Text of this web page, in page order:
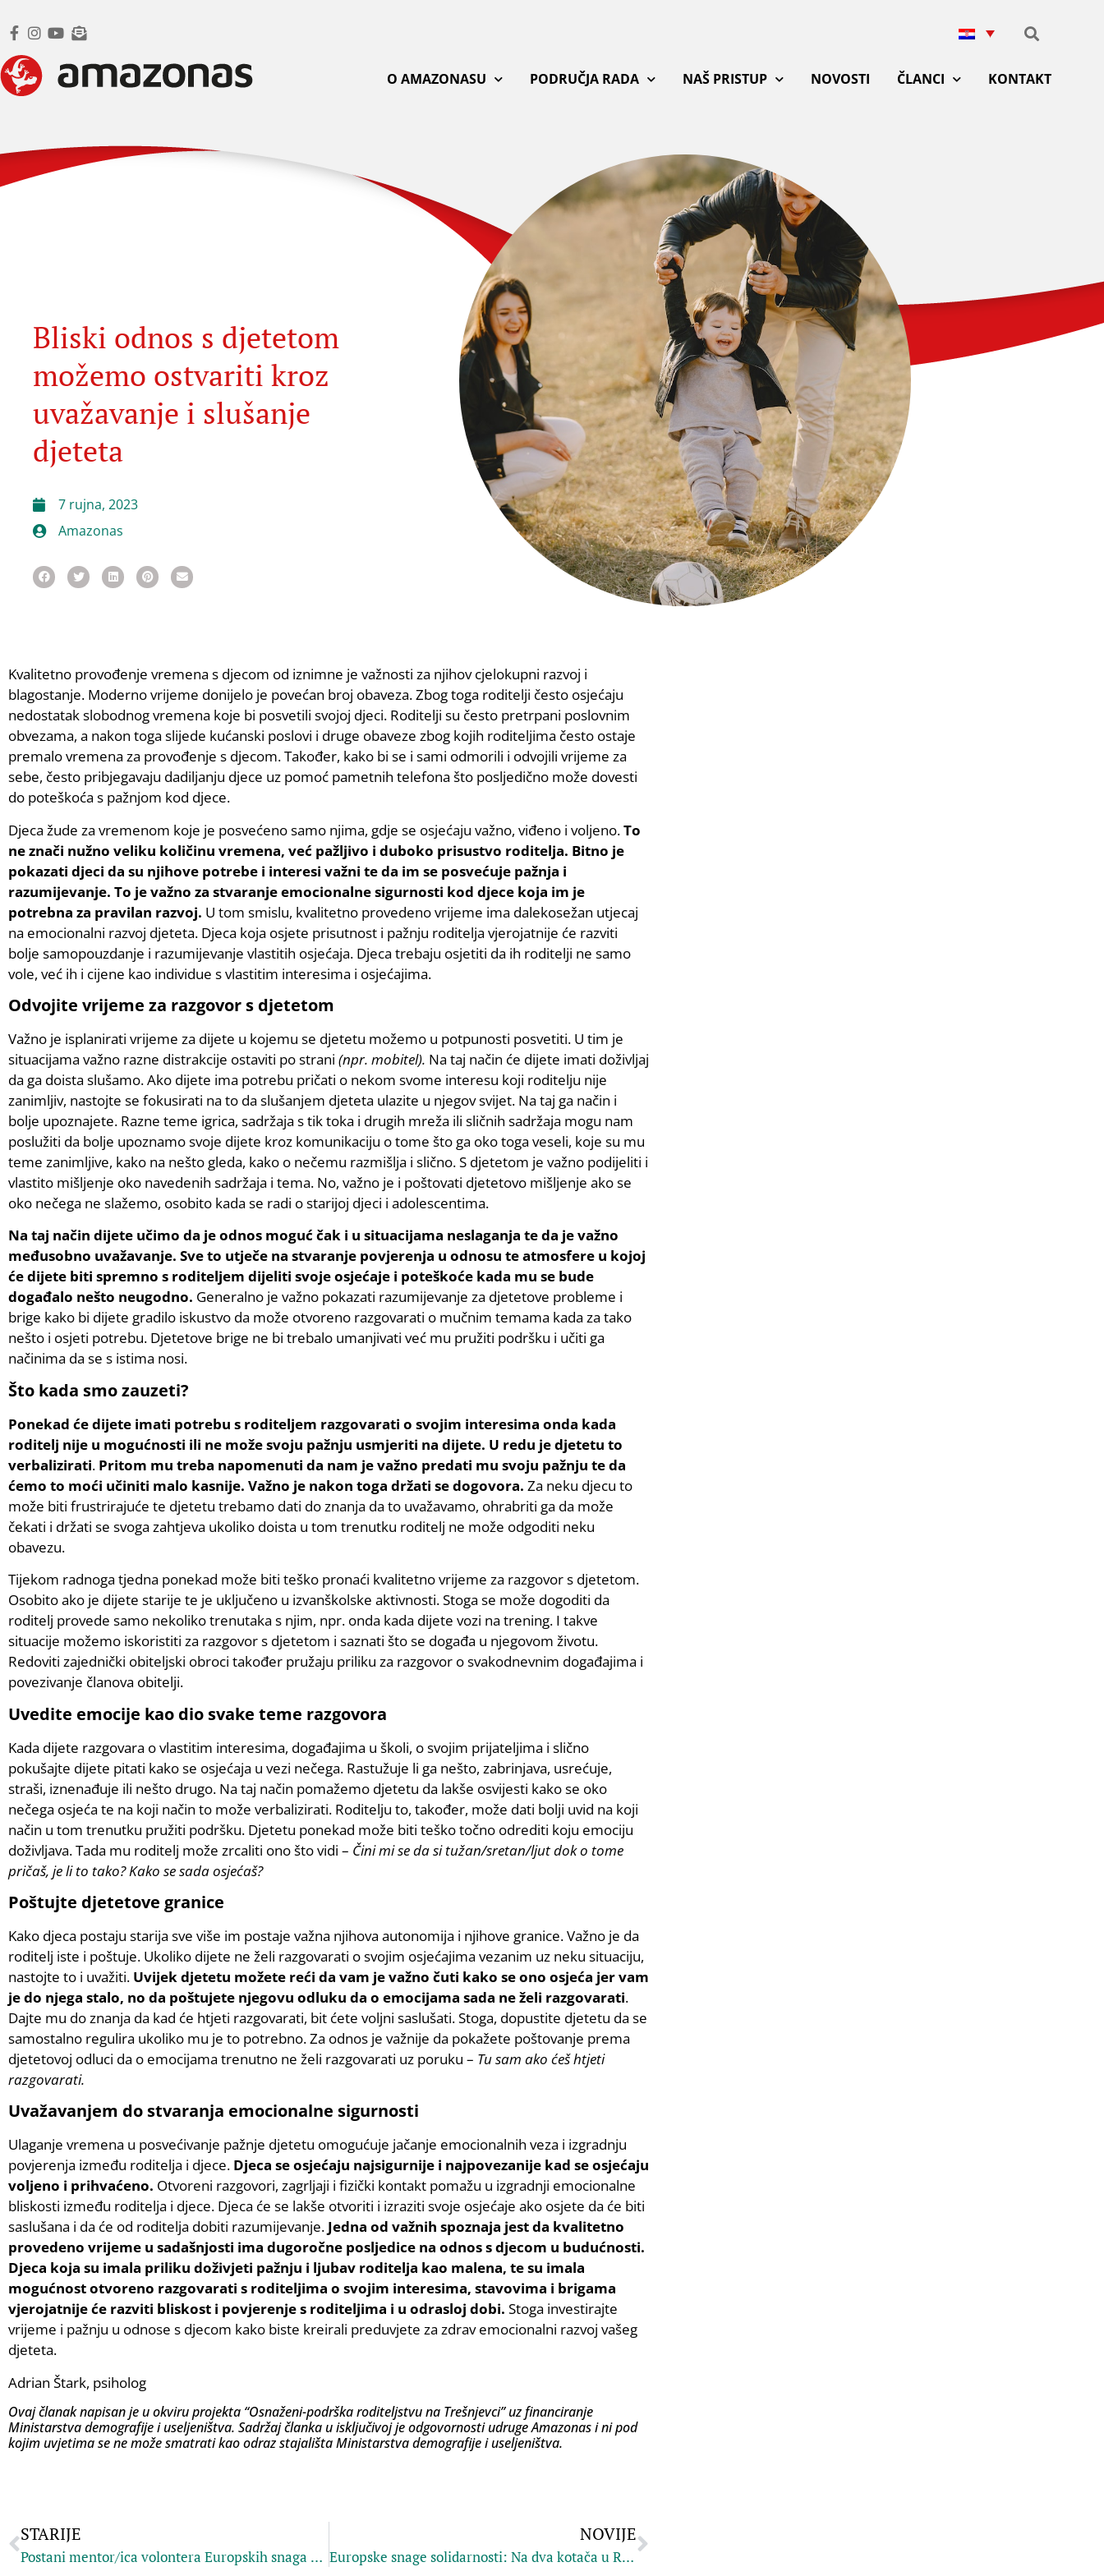
O AMAZONASU PODRUČJA RADA NAŠ PRISTUP NOVOSTI ČLANCI KONTAKT
Bliski odnos s djetetom
možemo ostvariti kroz
uvažavanje i slušanje
djeteta
7 rujna, 2023
Amazonas
Kvalitetno provođenje vremena s djecom od iznimne je važnosti za njihov cjelokupni razvoj i
blagostanje. Moderno vrijeme donijelo je povećan broj obaveza. Zbog toga roditelji često osjećaju
nedostatak slobodnog vremena koje bi posvetili svojoj djeci. Roditelji su često pretrpani poslovnim
obvezama, a nakon toga slijede kućanski poslovi i druge obaveze zbog kojih roditeljima često ostaje
premalo vremena za provođenje s djecom. Također, kako bi se i sami odmorili i odvojili vrijeme za
sebe, često pribjegavaju dadiljanju djece uz pomoć pametnih telefona što posljedično može dovesti
do poteškoća s pažnjom kod djece.
Djeca žude za vremenom koje je posvećeno samo njima, gdje se osjećaju važno, viđeno i voljeno.To
ne znači nužno veliku količinu vremena, već pažljivo i duboko prisustvo roditelja. Bitno je
pokazati djeci da su njihove potrebe i interesi važni te da im se posvećuje pažnja i
razumijevanje. To je važno za stvaranje emocionalne sigurnosti kod djece koja im je
potrebna za pravilan razvoj. U tom smislu, kvalitetno provedeno vrijeme ima dalekosežan utjecaj
na emocionalni razvoj djeteta. Djeca koja osjete prisutnost i pažnju roditelja vjerojatnije će razviti
bolje samopouzdanje i razumijevanje vlastitih osjećaja. Djeca trebaju osjetiti da ih roditelji ne samo
vole, već ih i cijene kao individue s vlastitim interesima i osjećajima.
Odvojite vrijeme za razgovor s djetetom
Važno je isplanirati vrijeme za dijete u kojemu se djetetu možemo u potpunosti posvetiti. U tim je
situacijama važno razne distrakcije ostaviti po strani (npr. mobitel). Na taj način će dijete imati doživljaj
da ga doista slušamo. Ako dijete ima potrebu pričati o nekom svome interesu koji roditelju nije
zanimljiv, nastojte se fokusirati na to da slušanjem djeteta ulazite u njegov svijet. Na taj ga način i
bolje upoznajete. Razne teme igrica, sadržaja s tik toka i drugih mreža ili sličnih sadržaja mogu nam
poslužiti da bolje upoznamo svoje dijete kroz komunikaciju o tome što ga oko toga veseli, koje su mu
teme zanimljive, kako na nešto gleda, kako o nečemu razmišlja i slično. S djetetom je važno podijeliti i
vlastito mišljenje oko navedenih sadržaja i tema. No, važno je i poštovati djetetovo mišljenje ako se
oko nečega ne slažemo, osobito kada se radi o starijoj djeci i adolescentima.
Na taj način dijete učimo da je odnos moguć čak i u situacijama neslaganja te da je važno
međusobno uvažavanje. Sve to utječe na stvaranje povjerenja u odnosu te atmosfere u kojoj
će dijete biti spremno s roditeljem dijeliti svoje osjećaje i poteškoće kada mu se bude
događalo nešto neugodno. Generalno je važno pokazati razumijevanje za djetetove probleme i
brige kako bi dijete gradilo iskustvo da može otvoreno razgovarati o mučnim temama kada za tako
nešto i osjeti potrebu. Djetetove brige ne bi trebalo umanjivati već mu pružiti podršku i učiti ga
načinima da se s istima nosi.
Što kada smo zauzeti?
Ponekad će dijete imati potrebu s roditeljem razgovarati o svojim interesima onda kada
roditelj nije u mogućnosti ili ne može svoju pažnju usmjeriti na dijete. U redu je djetetu to
verbalizirati. Pritom mu treba napomenuti da nam je važno predati mu svoju pažnju te da
ćemo to moći učiniti malo kasnije. Važno je nakon toga držati se dogovora. Za neku djecu to
može biti frustrirajuće te djetetu trebamo dati do znanja da to uvažavamo, ohrabriti ga da može
čekati i držati se svoga zahtjeva ukoliko doista u tom trenutku roditelj ne može odgoditi neku
obavezu.
Tijekom radnoga tjedna ponekad može biti teško pronaći kvalitetno vrijeme za razgovor s djetetom.
Osobito ako je dijete starije te je uključeno u izvanškolske aktivnosti. Stoga se može dogoditi da
roditelj provede samo nekoliko trenutaka s njim, npr. onda kada dijete vozi na trening. I takve
situacije možemo iskoristiti za razgovor s djetetom i saznati što se događa u njegovom životu.
Redoviti zajednički obiteljski obroci također pružaju priliku za razgovor o svakodnevnim događajima i
povezivanje članova obitelji.
Uvedite emocije kao dio svake teme razgovora
Kada dijete razgovara o vlastitim interesima, događajima u školi, o svojim prijateljima i slično
pokušajte dijete pitati kako se osjećaja u vezi nečega. Rastužuje li ga nešto, zabrinjava, usrećuje,
straši, iznenađuje ili nešto drugo. Na taj način pomažemo djetetu da lakše osvijesti kako se oko
nečega osjeća te na koji način to može verbalizirati. Roditelju to, također, može dati bolji uvid na koji
način u tom trenutku pružiti podršku. Djetetu ponekad može biti teško točno odrediti koju emociju
doživljava. Tada mu roditelj može zrcaliti ono što vidi – Čini mi se da si tužan/sretan/ljut dok o tome
pričaš, je li to tako? Kako se sada osjećaš?
Poštujte djetetove granice
Kako djeca postaju starija sve više im postaje važna njihova autonomija i njihove granice. Važno je da
roditelj iste i poštuje. Ukoliko dijete ne želi razgovarati o svojim osjećajima vezanim uz neku situaciju,
nastojte to i uvažiti. Uvijek djetetu možete reći da vam je važno čuti kako se ono osjeća jer vam
je do njega stalo, no da poštujete njegovu odluku da o emocijama sada ne želi razgovarati.
Dajte mu do znanja da kad će htjeti razgovarati, bit ćete voljni saslušati. Stoga, dopustite djetetu da se
samostalno regulira ukoliko mu je to potrebno. Za odnos je važnije da pokažete poštovanje prema
djetetovoj odluci da o emocijama trenutno ne želi razgovarati uz poruku – Tu sam ako ćeš htjeti
razgovarati.
Uvažavanjem do stvaranja emocionalne sigurnosti
Ulaganje vremena u posvećivanje pažnje djetetu omogućuje jačanje emocionalnih veza i izgradnju
povjerenja između roditelja i djece. Djeca se osjećaju najsigurnije i najpovezanije kad se osjećaju
voljeno i prihvaćeno. Otvoreni razgovori, zagrljaji i fizički kontakt pomažu u izgradnji emocionalne
bliskosti između roditelja i djece. Djeca će se lakše otvoriti i izraziti svoje osjećaje ako osjete da će biti
saslušana i da će od roditelja dobiti razumijevanje. Jedna od važnih spoznaja jest da kvalitetno
provedeno vrijeme u sadašnjosti ima dugoročne posljedice na odnos s djecom u budućnosti.
Djeca koja su imala priliku doživjeti pažnju i ljubav roditelja kao malena, te su imala
mogućnost otvoreno razgovarati s roditeljima o svojim interesima, stavovima i brigama
vjerojatnije će razviti bliskost i povjerenje s roditeljima i u odrasloj dobi. Stoga investirajte
vrijeme i pažnju u odnose s djecom kako biste kreirali preduvjete za zdrav emocionalni razvoj vašeg
djeteta.
Adrian Štark, psiholog
Ovaj članak napisan je u okviru projekta “Osnaženi-podrška roditeljstvu na Trešnjevci” uz financiranje
Ministarstva demografije i useljeništva. Sadržaj članka u isključivoj je odgovornosti udruge Amazonas i ni pod
kojim uvjetima se ne može smatrati kao odraz stajališta Ministarstva demografije i useljeništva.
STARIJE
Postani mentor/ica volontera Europskih snaga solidarnosti!
NOVIJE
Europske snage solidarnosti: Na dva kotača u Rotterdamu